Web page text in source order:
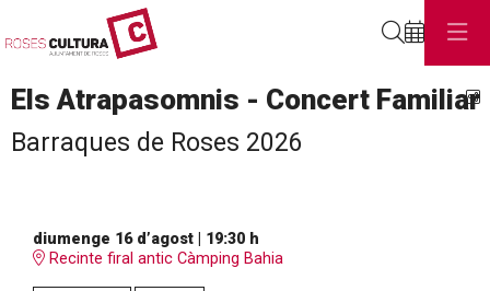
Els Atrapasomnis - Concert Familiar
Barraques de Roses 2026
diumenge 16 d’agost| 19:30 h
Recinte firal antic Càmping Bahia